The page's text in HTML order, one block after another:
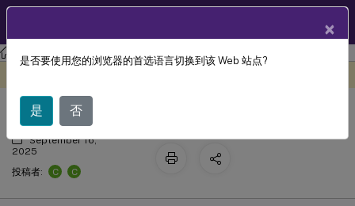
Citrix Analytics for Security
Gateway 自助搜索
September 16,
2025
投稿者:
C C
×
是否要使用您的浏览器的首选语言切换到该 Web 站点?
是 否